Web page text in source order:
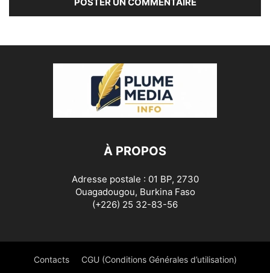
À PROPOS
Adresse postale : 01 BP, 2730
Ouagadougou, Burkina Faso
(+226) 25 32-83-56
Contacts CGU (Conditions Générales d’utilisation)